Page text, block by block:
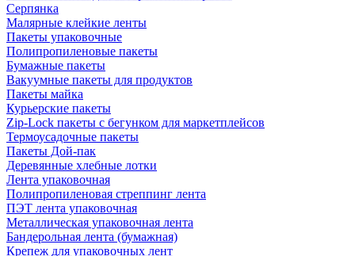
Серпянка
Малярные клейкие ленты
Пакеты упаковочные
Полипропиленовые пакеты
Бумажные пакеты
Вакуумные пакеты для продуктов
Пакеты майка
Курьерские пакеты
Zip-Lock пакеты с бегунком для маркетплейсов
Термоусадочные пакеты
Пакеты Дой-пак
Деревянные хлебные лотки
Лента упаковочная
Полипропиленовая стреппинг лента
ПЭТ лента упаковочная
Металлическая упаковочная лента
Бандерольная лента (бумажная)
Крепеж для упаковочных лент